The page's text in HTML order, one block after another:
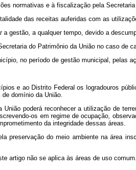
normativas e à fiscalização pela
das receitas auferidas com as
a gestão, a qualquer tempo, devido a
do Patrimônio da União no caso de
no período de gestão municipal, pelas
e ao Distrito Federal os logradouros
domínio da União.
União poderá reconhecer a utilização de
os em regime de ocupação,
da integridade dessas áreas.
preservação do meio ambiente na área
artigo não se aplica às áreas de uso comum.